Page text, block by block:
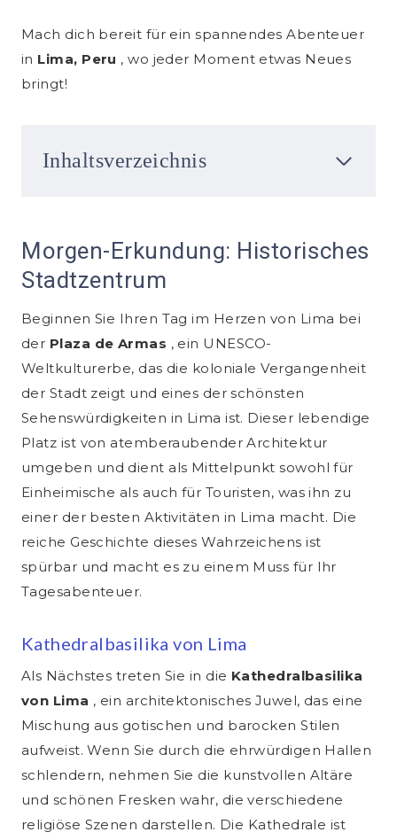
Mach dich bereit für ein spannendes Abenteuer
in Lima, Peru , wo jeder Moment etwas Neues
bringt!
Inhaltsverzeichnis
Morgen-Erkundung: Historisches
Stadtzentrum
Beginnen Sie Ihren Tag im Herzen von Lima bei
der Plaza de Armas , ein UNESCO-
Weltkulturerbe, das die koloniale Vergangenheit
der Stadt zeigt und eines der schönsten
Sehenswürdigkeiten in Lima ist. Dieser lebendige
Platz ist von atemberaubender Architektur
umgeben und dient als Mittelpunkt sowohl für
Einheimische als auch für Touristen, was ihn zu
einer der besten Aktivitäten in Lima macht. Die
reiche Geschichte dieses Wahrzeichens ist
spürbar und macht es zu einem Muss für Ihr
Tagesabenteuer.
Kathedralbasilika von Lima
Als Nächstes treten Sie in die Kathedralbasilika
von Lima , ein architektonisches Juwel, das eine
Mischung aus gotischen und barocken Stilen
aufweist. Wenn Sie durch die ehrwürdigen Hallen
schlendern, nehmen Sie die kunstvollen Altäre
und schönen Fresken wahr, die verschiedene
religiöse Szenen darstellen. Die Kathedrale ist